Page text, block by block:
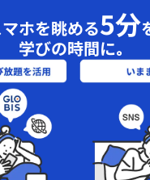
ホを眺める5分
学びの時間に｡